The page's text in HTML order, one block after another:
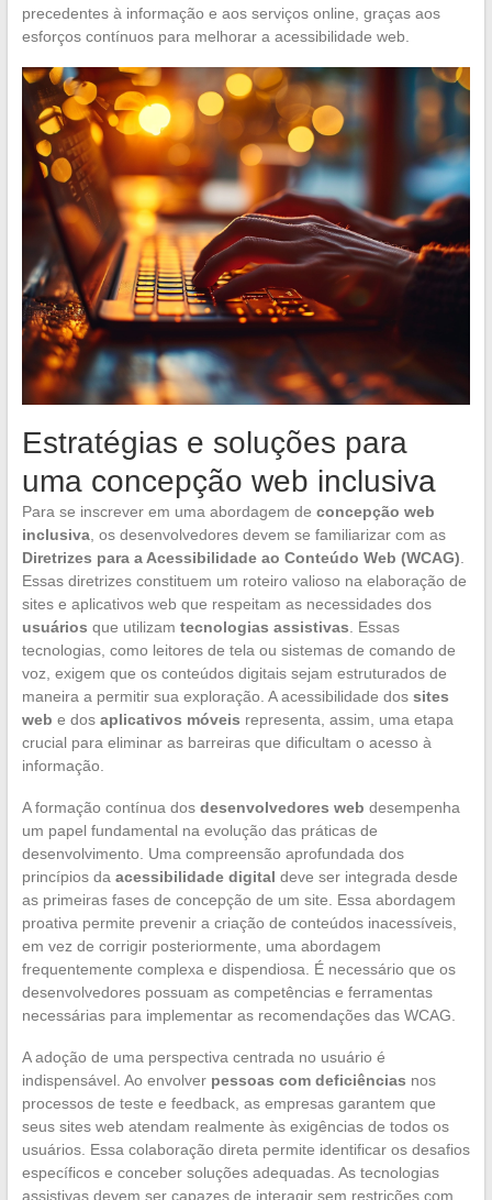
precedentes à informação e aos serviços online, graças aos
esforços contínuos para melhorar a acessibilidade web.
Estratégias e soluções para
uma concepção web inclusiva
Para se inscrever em uma abordagem de concepção web
inclusiva, os desenvolvedores devem se familiarizar com as
Diretrizes para a Acessibilidade ao Conteúdo Web (WCAG).
Essas diretrizes constituem um roteiro valioso na elaboração de
sites e aplicativos web que respeitam as necessidades dos
usuários que utilizam tecnologias assistivas. Essas
tecnologias, como leitores de tela ou sistemas de comando de
voz, exigem que os conteúdos digitais sejam estruturados de
maneira a permitir sua exploração. A acessibilidade dos sites
web e dos aplicativos móveis representa, assim, uma etapa
crucial para eliminar as barreiras que dificultam o acesso à
informação.
A formação contínua dos desenvolvedores web desempenha
um papel fundamental na evolução das práticas de
desenvolvimento. Uma compreensão aprofundada dos
princípios da acessibilidade digital deve ser integrada desde
as primeiras fases de concepção de um site. Essa abordagem
proativa permite prevenir a criação de conteúdos inacessíveis,
em vez de corrigir posteriormente, uma abordagem
frequentemente complexa e dispendiosa. É necessário que os
desenvolvedores possuam as competências e ferramentas
necessárias para implementar as recomendações das WCAG.
A adoção de uma perspectiva centrada no usuário é
indispensável. Ao envolver pessoas com deficiências nos
processos de teste e feedback, as empresas garantem que
seus sites web atendam realmente às exigências de todos os
usuários. Essa colaboração direta permite identificar os desafios
específicos e conceber soluções adequadas. As tecnologias
assistivas devem ser capazes de interagir sem restrições com